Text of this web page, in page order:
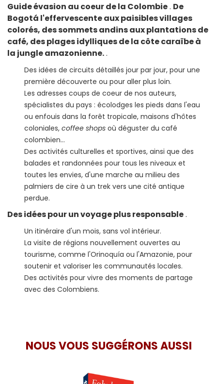
Guide évasion au coeur de la Colombie. De
Bogotá l'effervescente aux paisibles villages
colorés, des sommets andins aux plantations de
café, des plages idylliques de la côte caraïbe à
la jungle amazonienne..
Des idées de circuits détaillés jour par jour, pour une
première découverte ou pour aller plus loin.
Les adresses coups de coeur de nos auteurs,
spécialistes du pays : écolodges les pieds dans l'eau
ou enfouis dans la forêt tropicale, maisons d'hôtes
coloniales, coffee shops où déguster du café
colombien...
Des activités culturelles et sportives, ainsi que des
balades et randonnées pour tous les niveaux et
toutes les envies, d'une marche au milieu des
palmiers de cire à un trek vers une cité antique
perdue.
Des idées pour un voyage plus responsable.
Un itinéraire d'un mois, sans vol intérieur.
La visite de régions nouvellement ouvertes au
tourisme, comme l'Orinoquía ou l'Amazonie, pour
soutenir et valoriser les communautés locales.
Des activités pour vivre des moments de partage
avec des Colombiens.
NOUS VOUS SUGGÉRONS AUSSI